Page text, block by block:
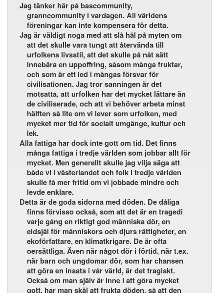
Jag tänker här på bascommunity,
granncommunity i vardagen. All världens
föreningar kan inte kompensera för detta.
Jag är väldigt noga med att slå hål på myten om
att det skulle vara tungt att återvända till
urfolkens livsstil, att det skulle på nåt sätt
innebära en uppoffring, såsom många fruktar,
och som är ett led i mångas försvar för
civilisationen. Jag tror sanningen är det
motsatta, att urfolken har det mycket lättare än
de civiliserade, och att vi behöver arbeta minst
hälften så lite om vi lever som urfolken, med
mycket mer tid för socialt umgänge, kultur och
lek.
Alla fattiga har dock inte gott om tid. Det finns
många fattiga i tredje världen som jobbar allt för
mycket. Men generellt skulle jag vilja säga att
både vi i västerlandet och folk i tredje världen
skulle få mer fritid om vi jobbade mindre och
levde enklare.
Detta är de goda sidorna med döden. De dåliga
finns förvisso också, som att det är en tragedi
varje gång en riktigt god människa dör, en
eldsjäl för människors och djurs rättigheter, en
ekoförfattare, en klimatkrigare. De är ofta
oersättliga. Även när något dör i förtid, när t.ex.
när barn och ungdomar dör, som har chansen
att göra en insats i vår värld, är det tragiskt.
Också om man själv är inne i att göra mycket
gott, har man skäl att frukta döden, så att den